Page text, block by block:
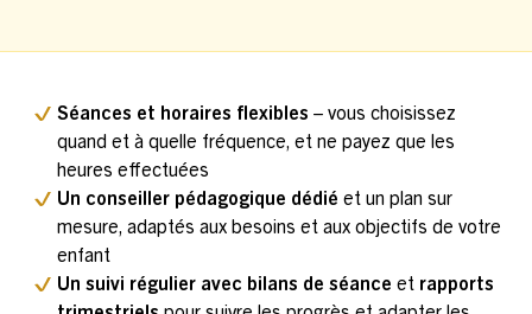
Séances et horaires flexibles – vous choisissez
quand et à quelle fréquence, et ne payez que les
heures effectuées
Un conseiller pédagogique dédié et un plan sur
mesure, adaptés aux besoins et aux objectifs de votre
enfant
Un suivi régulier avec bilans de séance et rapports